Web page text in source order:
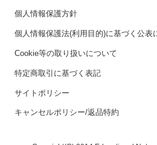
個人情報保護方針
個人情報保護法(利用目的)に基づく公表
Cookie等の取り扱いについて
特定商取引に基づく表記
サイトポリシー
キャンセルポリシー/返品特約